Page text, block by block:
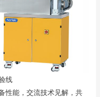
线
性能，交流技术见解，共